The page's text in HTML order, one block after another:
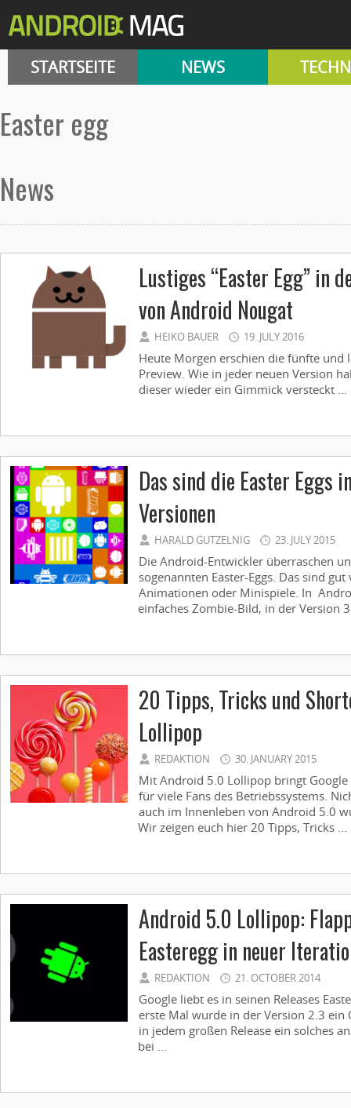
STARTSEITE NEWS
easter egg
News
Lustiges “Easter Egg” in
von Android Nougat
HEIKO BAUER 19. JULY 2016
Heute Morgen erschien die fünfte und
Preview. Wie in jeder neuen Version
dieser wieder ein Gimmick versteckt ...
Das sind die Easter Eggs
Versionen
HARALD GUTZELNIG 23. JULY 2015
Die Android-Entwickler überraschen
sogenannten Easter-Eggs. Das sind
Animationen oder Minispiele. In
einfaches Zombie-Bild, in der Version
20 Tipps, Tricks und
Lollipop
REDAKTION 30. JANUARY 2015
Mit Android 5.0 Lollipop bringt Google
für viele Fans des Betriebssystems.
auch im Innenleben von Android 5.0
Wir zeigen euch hier 20 Tipps, Tricks ...
Android 5.0 Lollipop:
Easteregg in neuer
REDAKTION 21. OCTOBER 2014
Google liebt es in seinen Releases
erste Mal wurde in der Version 2.3 ein
in jedem großen Release ein solches
bei ...